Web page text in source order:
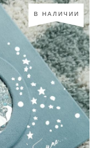
В НАЛИЧИИ